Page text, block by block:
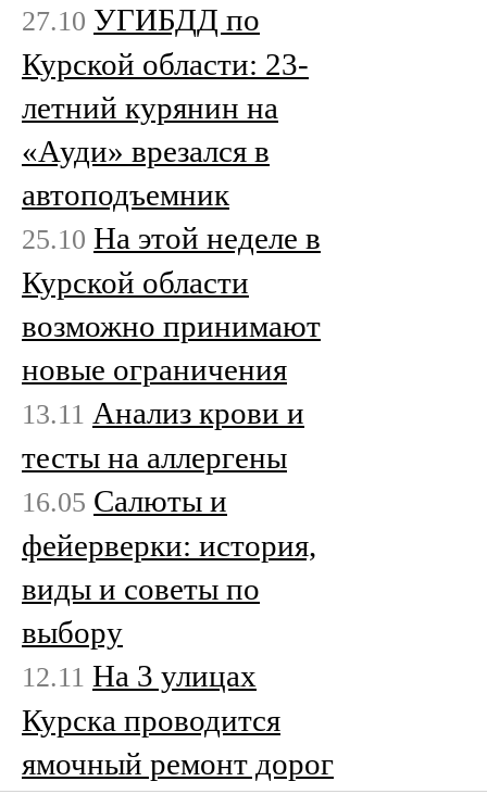
27.10 УГИБДД по
Курской области: 23-
летний курянин на
«Ауди» врезался в
автоподъемник
25.10 На этой неделе в
Курской области
возможно принимают
новые ограничения
13.11 Анализ крови и
тесты на аллергены
16.05 Салюты и
фейерверки: история,
виды и советы по
выбору
12.11 На 3 улицах
Курска проводится
ямочный ремонт дорог